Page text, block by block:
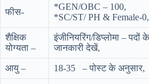
फीस-
*GEN/OBC – 100,
*SC/ST/ PH & Female-0,
शैक्षिक
योग्यता –
इंजीनियरिंग/डिप्लोमा –
जानकारी देखें,
आयु – 18-35 – पोस्ट के अनुसार,